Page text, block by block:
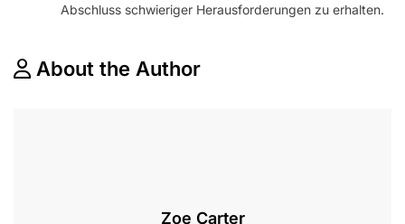
Abschluss schwieriger Herausforderungen zu erhalten.
About the Author
Zoe Carter